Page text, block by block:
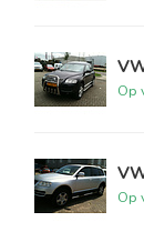
Op
Op